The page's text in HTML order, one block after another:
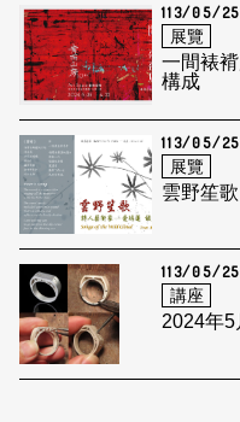
113/05/25
展覽
一間裱
構成
113/05/25
展覽
雲野笙
113/05/25
講座
2024年